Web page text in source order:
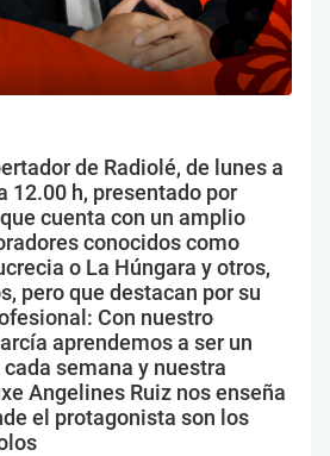
de Radiolé, de lunes a
12.00 h, presentado por
cuenta con un amplio
conocidos como
o La Húngara y otros,
pero que destacan por su
Con nuestro
aprendemos a ser un
semana y nuestra
Angelines Ruiz nos enseña
el protagonista son los